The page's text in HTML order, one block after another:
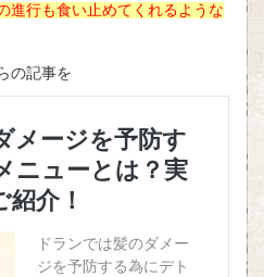
進行も食い止めてくれるような
の記事を